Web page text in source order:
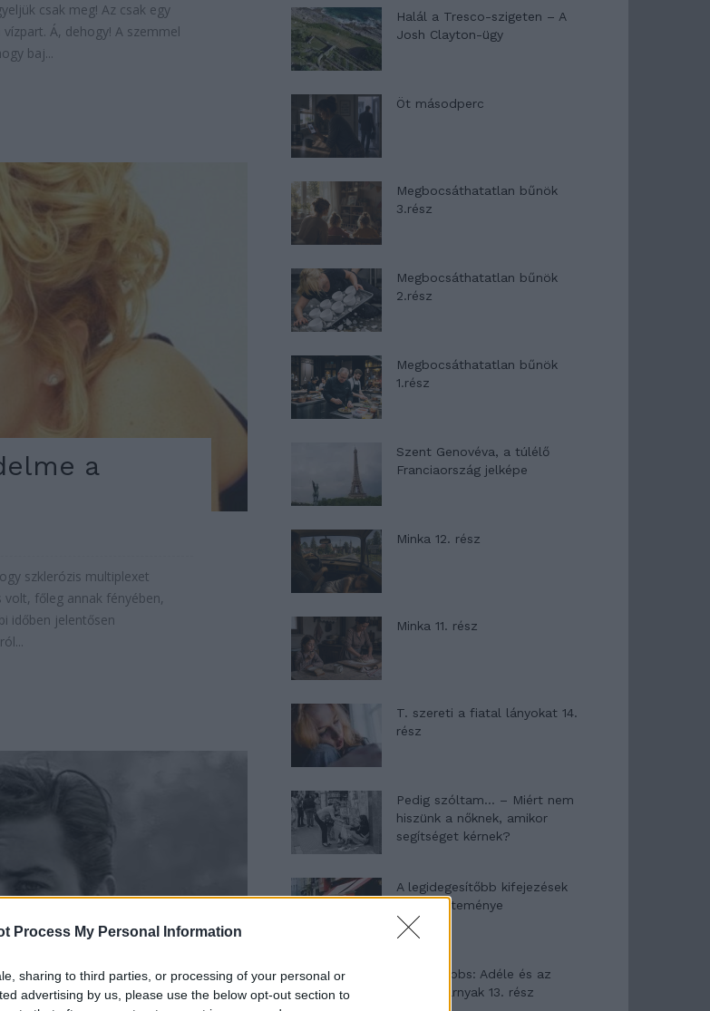
Process My Personal Information
sharing to third parties, or processing of your personal or
advertising by us, please use the below opt-out section to
csak meg! Az csak egy
Á, dehogy! A szemmel
baj...
a
szklerózis multiplexet
főleg annak fényében,
időben jelentősen
Halál a Tresco-szigeten – A
Josh Clayton-ügy
Öt másodperc
Megbocsáthatatlan bűnök
3.rész
Megbocsáthatatlan bűnök
2.rész
Megbocsáthatatlan bűnök
1.rész
Szent Genovéva, a túlélő
Franciaország jelképe
Minka 12. rész
Minka 11. rész
T. szereti a fiatal lányokat 14.
rész
Pedig szóltam… – Miért nem
hiszünk a nőknek, amikor
segítséget kérnek?
A legidegesítőbb kifejezések
laza gyűjteménye
Elyna Robbs: Adéle és az
örökölt árnyak 13. rész